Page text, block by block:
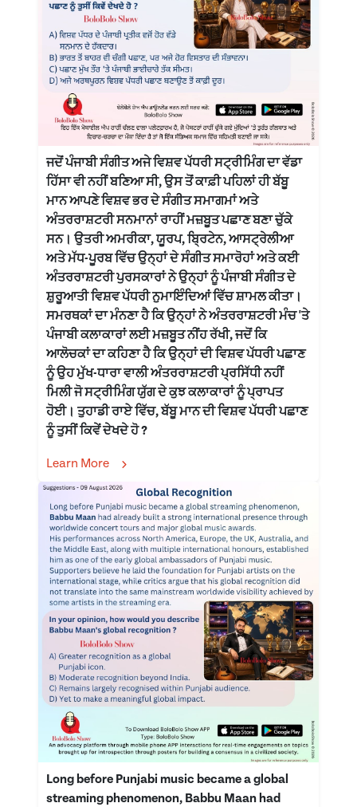
ਜਦੋਂ ਪੰਜਾਬੀ ਸੰਗੀਤ ਅਜੇ ਵਿਸ਼ਵ ਪੱਧਰੀ ਸਟ੍ਰੀਮਿੰਗ ਦਾ ਵੱਡਾ
ਹਿੱਸਾ ਵੀ ਨਹੀਂ ਬਣਿਆ ਸੀ, ਉਸ ਤੋਂ ਕਾਫ਼ੀ ਪਹਿਲਾਂ ਹੀ ਬੱਬੂ
ਮਾਨ ਆਪਣੇ ਵਿਸ਼ਵ ਭਰ ਦੇ ਸੰਗੀਤ ਸਮਾਗਮਾਂ ਅਤੇ
ਅੰਤਰਰਾਸ਼ਟਰੀ ਸਨਮਾਨਾਂ ਰਾਹੀਂ ਮਜ਼ਬੂਤ ਪਛਾਣ ਬਣਾ ਚੁੱਕੇ
ਸਨ। ਉਤਰੀ ਅਮਰੀਕਾ, ਯੂਰਪ, ਬ੍ਰਿਟੇਨ, ਆਸਟ੍ਰੇਲੀਆ
ਅਤੇ ਮੱਧ-ਪੂਰਬ ਵਿੱਚ ਉਨ੍ਹਾਂ ਦੇ ਸੰਗੀਤ ਸਮਾਰੋਹਾਂ ਅਤੇ ਕਈ
ਅੰਤਰਰਾਸ਼ਟਰੀ ਪੁਰਸਕਾਰਾਂ ਨੇ ਉਨ੍ਹਾਂ ਨੂੰ ਪੰਜਾਬੀ ਸੰਗੀਤ ਦੇ
ਸ਼ੁਰੂਆਤੀ ਵਿਸ਼ਵ ਪੱਧਰੀ ਨੁਮਾਇੰਦਿਆਂ ਵਿੱਚ ਸ਼ਾਮਲ ਕੀਤਾ।
ਸਮਰਥਕਾਂ ਦਾ ਮੰਨਣਾ ਹੈ ਕਿ ਉਨ੍ਹਾਂ ਨੇ ਅੰਤਰਰਾਸ਼ਟਰੀ ਮੰਚ 'ਤੇ
ਪੰਜਾਬੀ ਕਲਾਕਾਰਾਂ ਲਈ ਮਜ਼ਬੂਤ ਨੀਂਹ ਰੱਖੀ, ਜਦੋਂ ਕਿ
ਆਲੋਚਕਾਂ ਦਾ ਕਹਿਣਾ ਹੈ ਕਿ ਉਨ੍ਹਾਂ ਦੀ ਵਿਸ਼ਵ ਪੱਧਰੀ ਪਛਾਣ
ਨੂੰ ਉਹ ਮੁੱਖ-ਧਾਰਾ ਵਾਲੀ ਅੰਤਰਰਾਸ਼ਟਰੀ ਪ੍ਰਸਿੱਧੀ ਨਹੀਂ
ਮਿਲੀ ਜੋ ਸਟ੍ਰੀਮਿੰਗ ਯੁੱਗ ਦੇ ਕੁਝ ਕਲਾਕਾਰਾਂ ਨੂੰ ਪ੍ਰਾਪਤ
ਹੋਈ। ਤੁਹਾਡੀ ਰਾਏ ਵਿੱਚ, ਬੱਬੂ ਮਾਨ ਦੀ ਵਿਸ਼ਵ ਪੱਧਰੀ ਪਛਾਣ
ਨੂੰ ਤੁਸੀਂ ਕਿਵੇਂ ਦੇਖਦੇ ਹੋ ?
Learn More
Long before Punjabi music became a global
streaming phenomenon, Babbu Maan had